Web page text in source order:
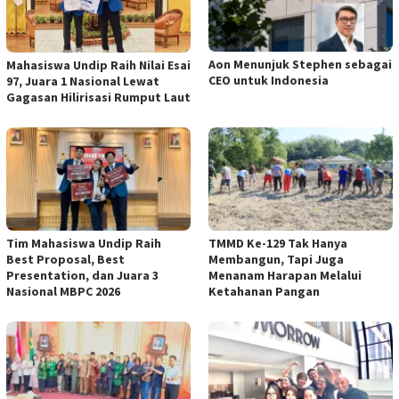
Mahasiswa Undip Raih Nilai Esai
97, Juara 1 Nasional Lewat
Gagasan Hilirisasi Rumput Laut
Aon Menunjuk Stephen sebagai
CEO untuk Indonesia
Tim Mahasiswa Undip Raih
Best Proposal, Best
Presentation, dan Juara 3
Nasional MBPC 2026
TMMD Ke-129 Tak Hanya
Membangun, Tapi Juga
Menanam Harapan Melalui
Ketahanan Pangan